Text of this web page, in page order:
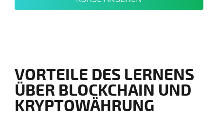
VORTEILE DES LERNENS
ÜBER BLOCKCHAIN UND
KRYPTOWÄHRUNG